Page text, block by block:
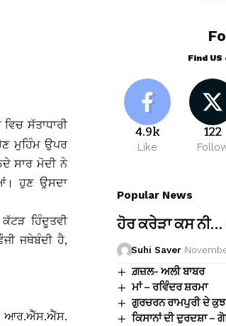
ਸੱਤਾਧਾਰੀ
ਮੁਹਿੰਮ ਉਪਰ
ਸਾਰ ਮੋਦੀ ਨੇ
ਹੁਣ ਉਸਦਾ
ਹਿੰਦੂਤਵੀ
ਜਥੇਬੰਦੀ ਹੈ,
ਆਰ.ਐੱਸ.ਐੱਸ.
Find
4.9k
Like
122
Popular News
ਹੋਰ ਕਰੇੜਾ ਕਸ
Suhi Saver
ਗ਼ਜ਼ਲ- ਅਲੀ ਬਾਬਰ
ਮਾਂ – ਰਵਿੰਦਰ ਸ਼ਰਮਾ
ਗੁਰਚਰਨ ਰਾਮਪੁਰੀ ਦੇ
ਕਿਸਾਨਾਂ ਦੀ ਦੁਰਦਸ਼ਾ –